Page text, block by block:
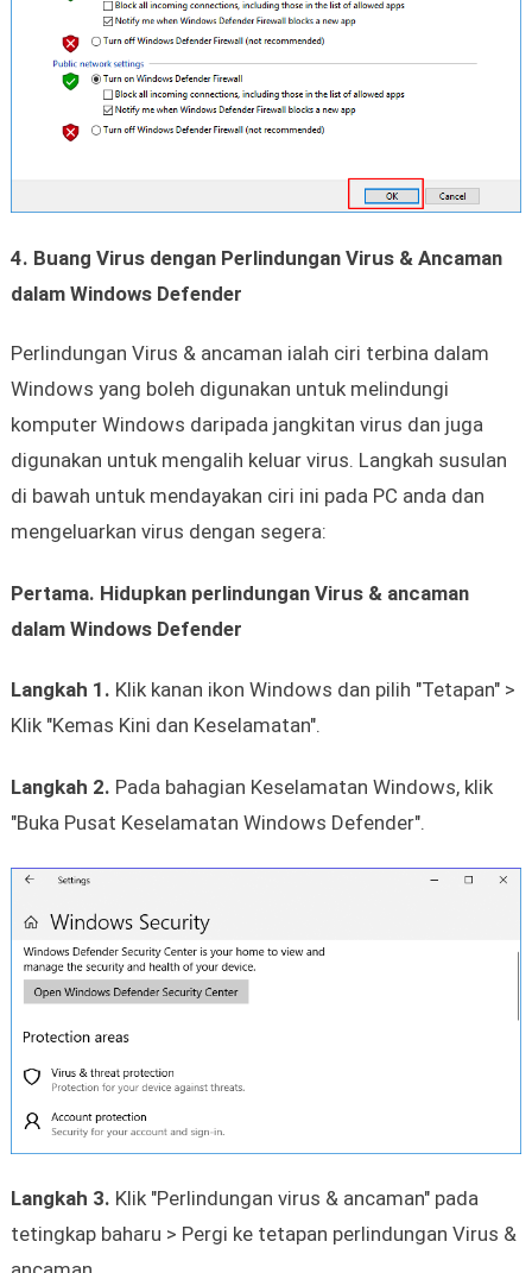
4. Buang Virus dengan Perlindungan Virus & Ancaman
dalam Windows Defender
Perlindungan Virus & ancaman ialah ciri terbina dalam
Windows yang boleh digunakan untuk melindungi
komputer Windows daripada jangkitan virus dan juga
digunakan untuk mengalih keluar virus. Langkah susulan
di bawah untuk mendayakan ciri ini pada PC anda dan
mengeluarkan virus dengan segera:
Pertama. Hidupkan perlindungan Virus & ancaman
dalam Windows Defender
Langkah 1. Klik kanan ikon Windows dan pilih "Tetapan" >
Klik "Kemas Kini dan Keselamatan".
Langkah 2. Pada bahagian Keselamatan Windows, klik
"Buka Pusat Keselamatan Windows Defender".
Langkah 3. Klik "Perlindungan virus & ancaman" pada
tetingkap baharu > Pergi ke tetapan perlindungan Virus &